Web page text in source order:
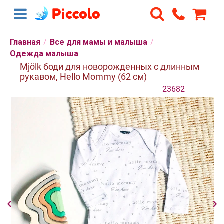
Главная / Все для мамы и малыша /
Одежда малыша
Mjölk боди для новорожденных с длинным
рукавом, Hello Mommy (62 см)
23682